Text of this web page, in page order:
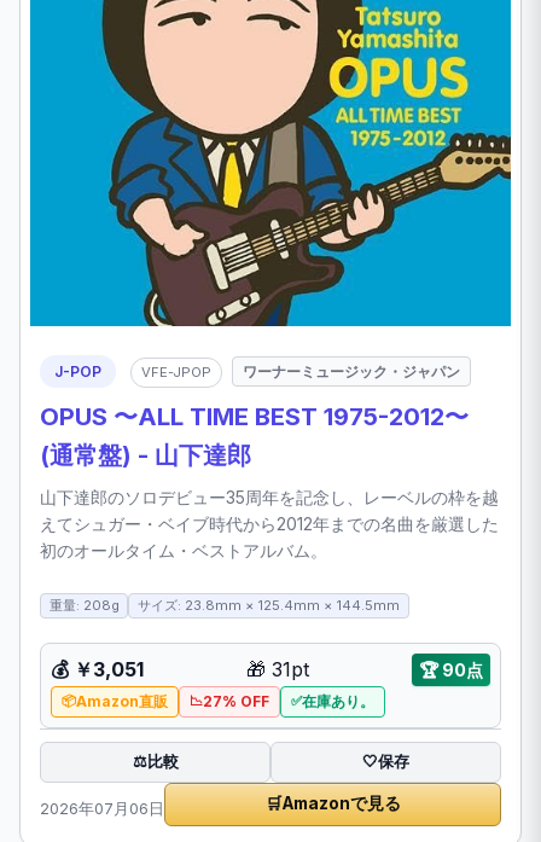
J-POP VFE-JPOP ワーナーミュージック・ジャパン
OPUS 〜ALL TIME BEST 1975-2012〜
(通常盤) - 山下達郎
山下達郎のソロデビュー35周年を記念し、レーベルの枠を越
えてシュガー・ベイブ時代から2012年までの名曲を厳選した
初のオールタイム・ベストアルバム。
重量: 208g サイズ: 23.8mm × 125.4mm × 144.5mm
💰 ￥3,051 🎁 31pt 🏆90点
Amazon直販 27% OFF 在庫あり。
⚖️比較 🤍保存
2026年07月06日 🛒Amazonで見る